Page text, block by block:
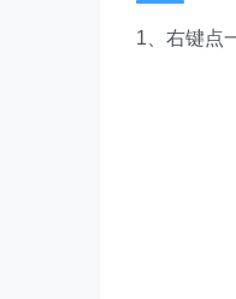
1、右键点